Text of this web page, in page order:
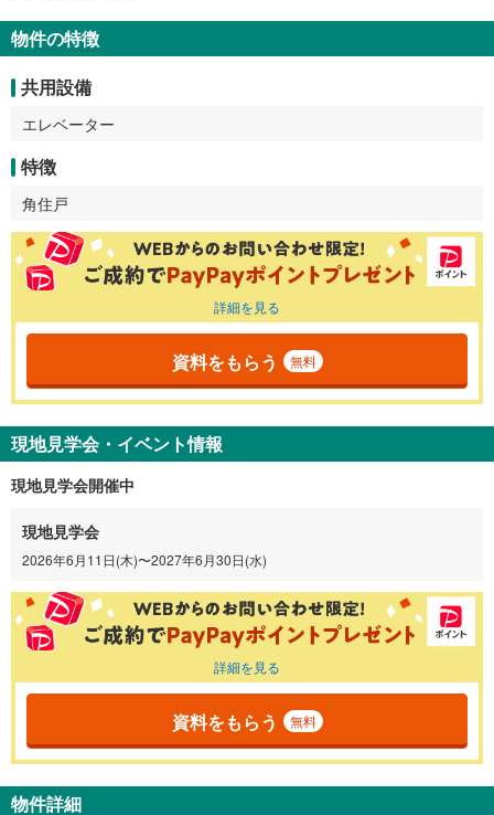
物件の特徴
共用設備
エレベーター
特徴
角住戸
詳細を見る
資料をもらう 無料
現地見学会・イベント情報
現地見学会開催中
現地見学会
2026年6月11日(木)〜2027年6月30日(水)
詳細を見る
資料をもらう 無料
物件詳細